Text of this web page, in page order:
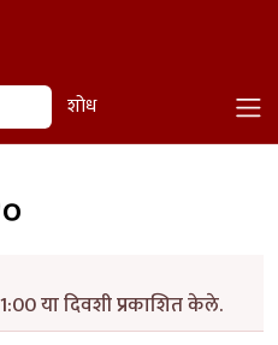
शोध
या दिवशी प्रकाशित केले.